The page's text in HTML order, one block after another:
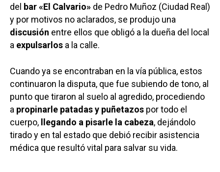
del bar «El Calvario» de Pedro Muñoz (Ciudad Real)
y por motivos no aclarados, se produjo una
discusión entre ellos que obligó a la dueña del local
a expulsarlos a la calle.
Cuando ya se encontraban en la vía pública, estos
continuaron la disputa, que fue subiendo de tono, al
punto que tiraron al suelo al agredido, procediendo
a propinarle patadas y puñetazos por todo el
cuerpo,
llegando a pisarle la cabeza, dejándolo
tirado y en tal estado que debió recibir asistencia
médica que resultó vital para salvar su vida.